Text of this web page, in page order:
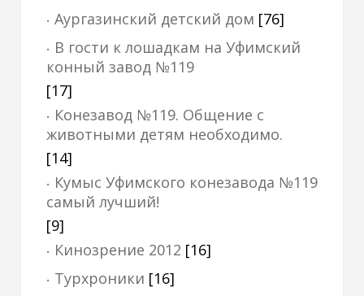
Аургазинский детский дом [76]
В гости к лошадкам на Уфимский
конный завод №119
[17]
Конезавод №119. Общение с
животными детям необходимо.
[14]
Кумыс Уфимского конезавода №119
самый лучший!
[9]
Кинозрение 2012 [16]
Турхроники [16]